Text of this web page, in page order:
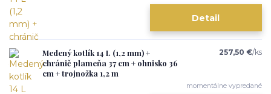
Detail
Medený kotlík 14 L (1,2 mm) +
chránič plameňa 37 cm + ohnisko 36
cm + trojnožka 1,2 m
257,50 €/ks
momentálne vypredané